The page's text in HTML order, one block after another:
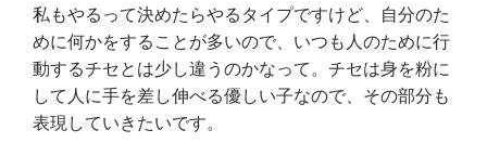
私もやるって決めたらやるタイプですけど、自分のた
めに何かをすることが多いので、いつも人のために行
動するチセとは少し違うのかなって。チセは身を粉に
して人に手を差し伸べる優しい子なので、その部分も
表現していきたいです。